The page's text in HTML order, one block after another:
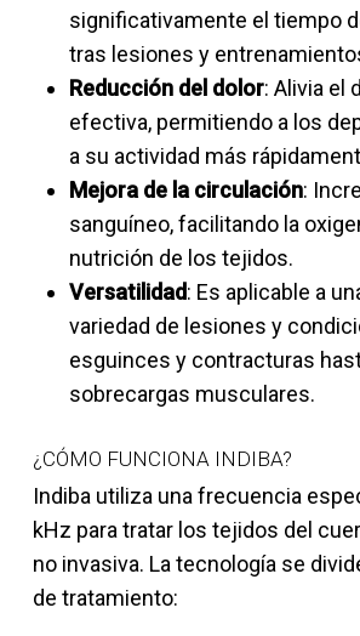
significativamente el tiempo
tras lesiones y
Reducción del dolor: Alivia el
efectiva, permitiendo a los
a su actividad más
Mejora de la circulación:
sanguíneo, facilitando la
nutrición de los tejidos.
Versatilidad: Es aplicable a
variedad de lesiones y
esguinces y contracturas
sobrecargas musculares.
¿CÓMO FUNCIONA INDIBA?
Indiba utiliza una frecuencia
kHz para tratar los tejidos del
no invasiva. La tecnología se
de tratamiento: